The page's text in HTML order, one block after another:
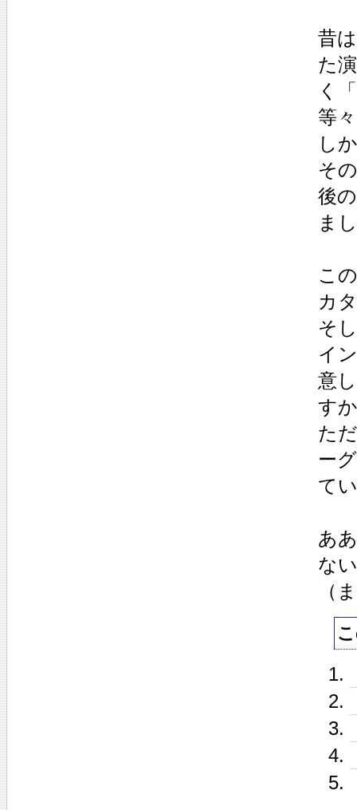
昔
た
く
等
し
そ
後
ま
こ
カ
そ
イ
意
す
た
ー
て
あ
な
（